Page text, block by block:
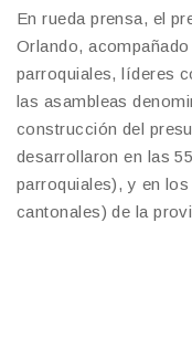
En rueda prensa, el
Orlando,
parroquiales, líderes
las asambleas
construcción del
desarrollaron en las
parroquiales), y en
cantonales) de la